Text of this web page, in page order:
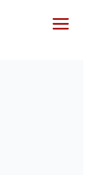
Menu